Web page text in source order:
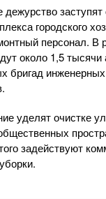
дежурство
городского
персонал.
около 1,5 тысячи
бригад
уделят очистке
задействуют